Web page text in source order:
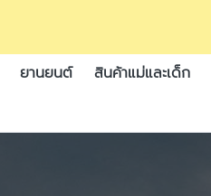
ยานยนต์ สินค้าแม่และเด็ก